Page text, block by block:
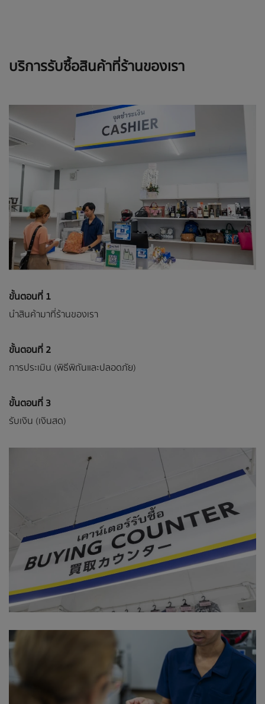
บริการรับซื้อสินค้าที่ร้านของเรา
ขั้นตอนที่ 1
นำสินค้ามาที่ร้านของเรา
ขั้นตอนที่ 2
การประเมิน (พิธีพิถันและปลอดภัย)
ขั้นตอนที่ 3
รับเงิน (เงินสด)